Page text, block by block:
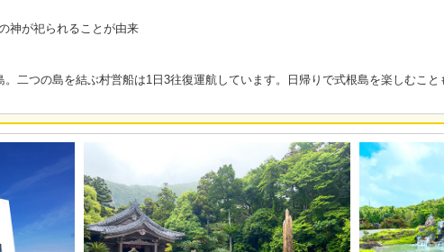
神が祀られることが由来
二つの島を結ぶ村営船は1日3往復運航しています。日帰りで式根島を楽しむこと